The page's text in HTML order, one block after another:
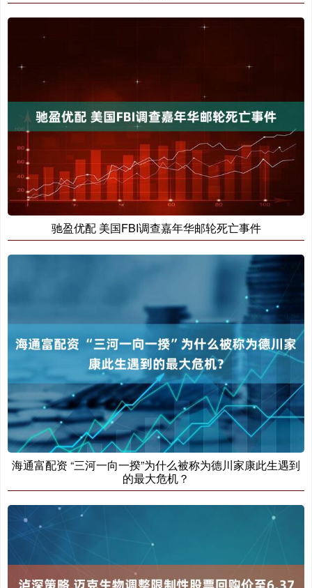
驰盈优配 美国FBI调查嘉年华邮轮死亡事件
海通富配资 “三河一向一揆”为什么被称为德川家康此生遇到
的最大危机？